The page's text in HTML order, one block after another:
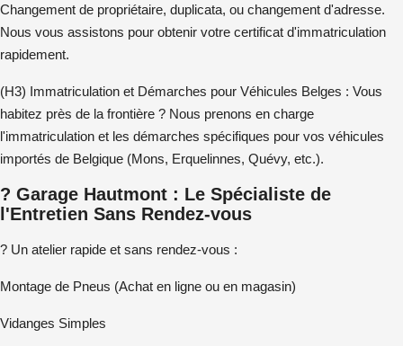
Changement de propriétaire, duplicata, ou changement d'adresse.
Nous vous assistons pour obtenir votre certificat d'immatriculation
rapidement.
(H3) Immatriculation et Démarches pour Véhicules Belges : Vous
habitez près de la frontière ? Nous prenons en charge
l'immatriculation et les démarches spécifiques pour vos véhicules
importés de Belgique (Mons, Erquelinnes, Quévy, etc.).
? Garage Hautmont : Le Spécialiste de
l'Entretien Sans Rendez-vous
? Un atelier rapide et sans rendez-vous :
Montage de Pneus (Achat en ligne ou en magasin)
Vidanges Simples